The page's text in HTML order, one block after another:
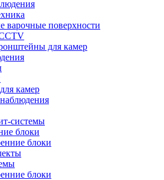
варочные поверхности
для камер
камер
системы
блоки
блоки
блоки